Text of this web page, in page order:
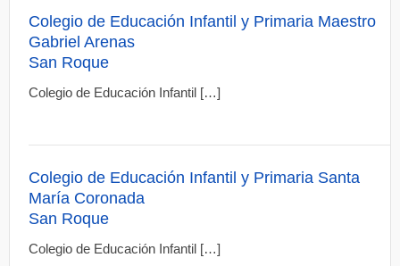
Colegio de Educación Infantil y Primaria Maestro
Gabriel Arenas
San Roque
Colegio de Educación Infantil […]
Colegio de Educación Infantil y Primaria Santa
María Coronada
San Roque
Colegio de Educación Infantil […]